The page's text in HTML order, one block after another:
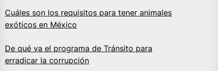
Cuáles son los requisitos para tener animales
exóticos en México
De qué va el programa de Tránsito para
erradicar la corrupción